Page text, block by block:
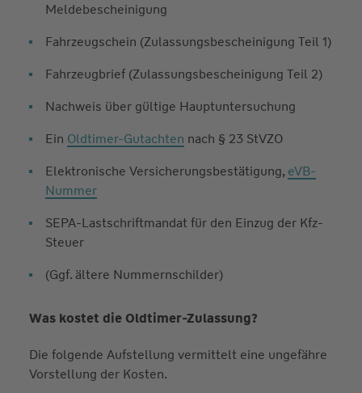
Meldebescheinigung
Fahrzeugschein (Zulassungsbescheinigung Teil 1)
Fahrzeugbrief (Zulassungsbescheinigung Teil 2)
Nachweis über gültige Hauptuntersuchung
Ein Oldtimer-Gutachten nach § 23 StVZO
Elektronische Versicherungsbestätigung, eVB-
Nummer
SEPA-Lastschriftmandat für den Einzug der Kfz-
Steuer
(Ggf. ältere Nummern­schilder)
Was kostet die Oldtimer-Zulassung?
Die folgende Aufstellung vermittelt eine ungefähre
Vorstellung der Kosten.